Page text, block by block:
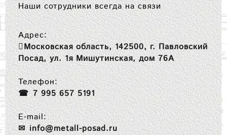
Наши сотрудники всегда на связи
Адрес:
Московская область, 142500, г. Павловский
Посад, ул. 1я Мишутинская, дом 76А
Телефон:
7 995 657 5191
E-mail:
info@metall-posad.ru